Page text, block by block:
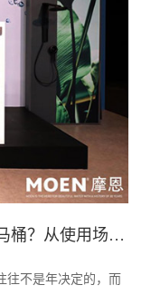
长期维护成本的专业分析
往不是年决定的，而